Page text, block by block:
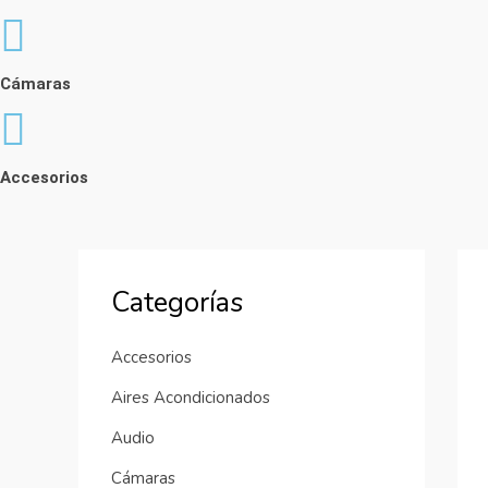
Cámaras
Accesorios
Categorías
Accesorios
Aires Acondicionados
Audio
Cámaras